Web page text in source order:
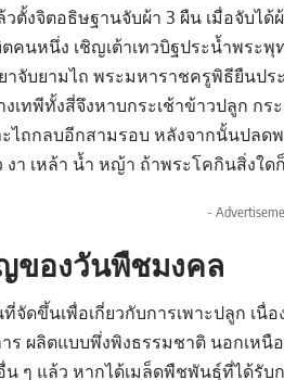
ตั้งจิตอธิษฐานจับผ้า 3 ผืน เมื่อจับไ
คนหนึ่ง เชิญเต้าเทวบิฐประน้ำพร
าจับยามไถ พระมหาราชครูพิธียืนป
เทพีทั้งสี่จึงหาบกระเช้าข้าวปลูก กระ
ไถกลบอีกสามรอบ หลังจากนั้นปลดพ
งา เหล้า น้ำ หญ้า ถ้าพระโคกินสิ่งใ
-
ของวันพืชมงคล
ที่จัดขึ้นเพื่อเกี่ยวกับการเพาะปลูก เ
ร ผลิตแบบพึ่งพิงธรรมชาติ นอกเ
น ๆ แล้ว หากได้เมล็ดพืชพันธุ์ที่ได้รั